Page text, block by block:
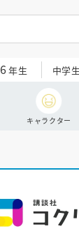
6年生 中学
キャラクター